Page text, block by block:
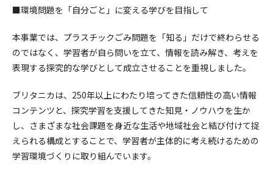
■環境問題を「自分ごと」に変える学びを目指して
本事業では、プラスチックごみ問題を「知る」だけで終わらせる
のではなく、学習者が自ら問いを立て、情報を読み解き、考えを
表現する探究的な学びとして成立させることを重視しました。
ブリタニカは、250年以上にわたり培ってきた信頼性の高い情報
コンテンツと、探究学習を支援してきた知見・ノウハウを生か
し、さまざまな社会課題を身近な生活や地域社会と結び付けて捉
えられる構成とすることで、学習者が主体的に考え続けるための
学習環境づくりに取り組んでいます。